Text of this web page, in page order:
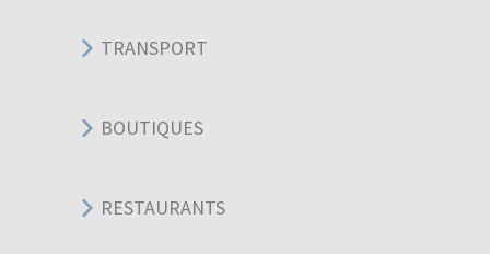
TRANSPORT
BOUTIQUES
RESTAURANTS